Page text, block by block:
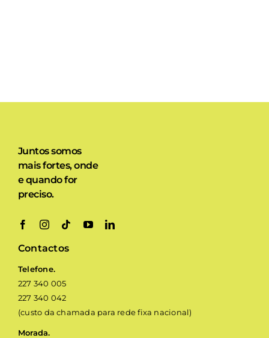
Juntos somos
mais fortes, onde
e quando for
preciso.
Contactos
Telefone.
227 340 005
227 340 042
(custo da chamada para rede fixa nacional)
Morada.